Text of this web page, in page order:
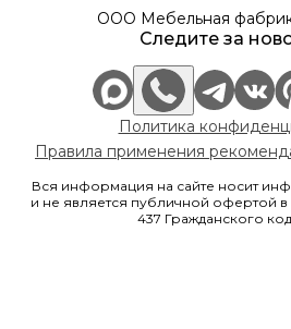
ООО Мебельная
Следите за
Политика
Правила применения
Вся информация на сайте носит
и не является публичной офертой в
437 Гражданского